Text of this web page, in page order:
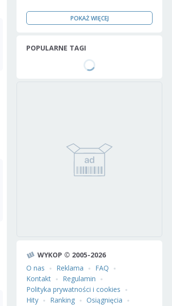
POKAŻ WIĘCEJ
POPULARNE TAGI
WYKOP © 2005-2026
O nas
Reklama
FAQ
Kontakt
Regulamin
Polityka prywatności i cookies
Hity
Ranking
Osiągnięcia